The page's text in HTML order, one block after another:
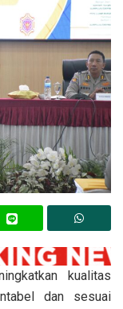
kualitas
dan sesuai